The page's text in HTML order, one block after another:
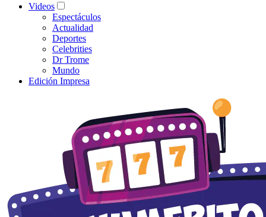
Videos
Espectáculos
Actualidad
Deportes
Celebrities
Dr Trome
Mundo
Edición Impresa